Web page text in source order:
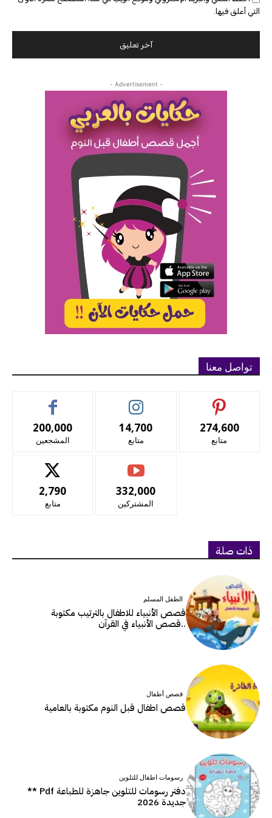
التي أعلق فيها.
- Advertisement -
تواصل معنا
200,000
المشجعين
14,700
متابع
274,600
متابع
2,790
متابع
332,000
المشتركين
ذات صلة
الطفل المسلم
قصص الأنبياء للاطفال بالترتيب مكتوبة
..قصص الأنبياء في القرآن
قصص أطفال
قصص اطفال قبل النوم مكتوبة بالعامية
رسومات اطفال للتلوين
دفتر رسومات للتلوين جاهزة للطباعة Pdf **
جديدة 2026